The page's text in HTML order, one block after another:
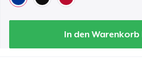
In den Warenkorb